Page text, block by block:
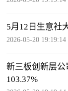
5月12日生意社
2026-05-20 19:19:14
新三板创新层公
103.37%